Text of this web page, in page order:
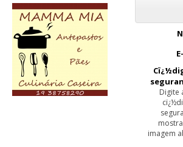
Digite
imagem